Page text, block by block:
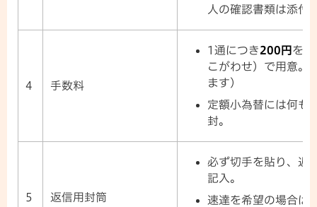
人の確認書類は添付
4 手数料
1通につき200円 を
こがわせ）で用意。
ます）
定額小為替には何も
封。
5 返信用封筒
必ず切手を貼り、返
記入。
速達を希望の場合は